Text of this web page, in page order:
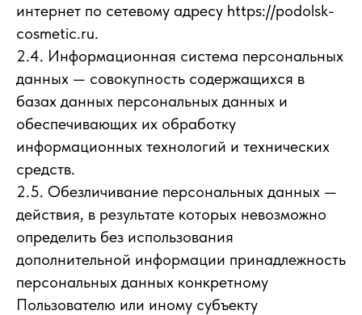
интернет по сетевому адресу https://podolsk-
cosmetic.ru.
2.4. Информационная система персональных
данных — совокупность содержащихся в
базах данных персональных данных и
обеспечивающих их обработку
информационных технологий и технических
средств.
2.5. Обезличивание персональных данных —
действия, в результате которых невозможно
определить без использования
дополнительной информации принадлежность
персональных данных конкретному
Пользователю или иному субъекту